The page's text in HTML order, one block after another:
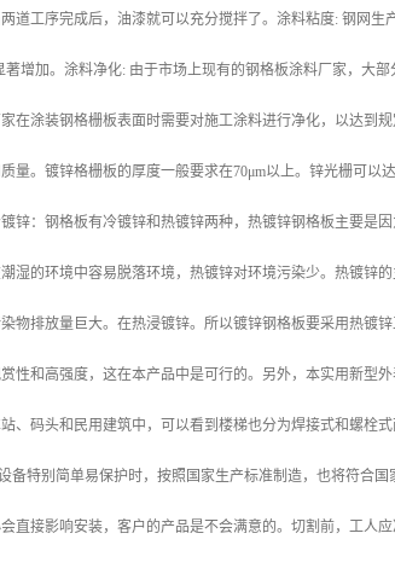
工序完成后，油漆就可以充分搅拌了。涂料粘度: 钢网生
增加。涂料净化: 由于市场上现有的钢格板涂料厂家，大
涂装钢格栅板表面时需要对施工涂料进行净化，以达到规
。镀锌格栅板的厚度一般要求在70μm以上。锌光栅可以
锌：钢格板有冷镀锌和热镀锌两种，热镀锌钢格板主要是
的环境中容易脱落环境，热镀锌对环境污染少。热镀锌的
物排放量巨大。在热浸镀锌。所以镀锌钢格板要采用热镀
性和高强度，这在本产品中是可行的。另外，本实用新型
码头和民用建筑中，可以看到楼梯也分为焊接式和螺栓
特别简单易保护时，按照国家生产标准制造，也将符合国
直接影响安装，客户的产品是不会满意的。切割前，工人